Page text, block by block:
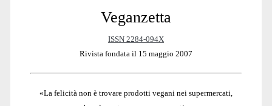
Veganzetta
ISSN 2284-094X
Rivista fondata il 15 maggio 2007
«La felicità non è trovare prodotti vegani nei supermercati,